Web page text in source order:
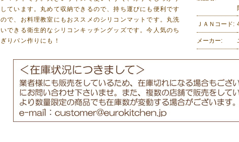
しています。丸めて収納できるので、持ち運びにも便利です
ので、お料理教室にもおススメのシリコンマットです。丸洗
いできる衛生的なシリコンキッチングッズです。今人気のち
ぎりパン作りにも！
ＪＡＮコード:
メーカー: